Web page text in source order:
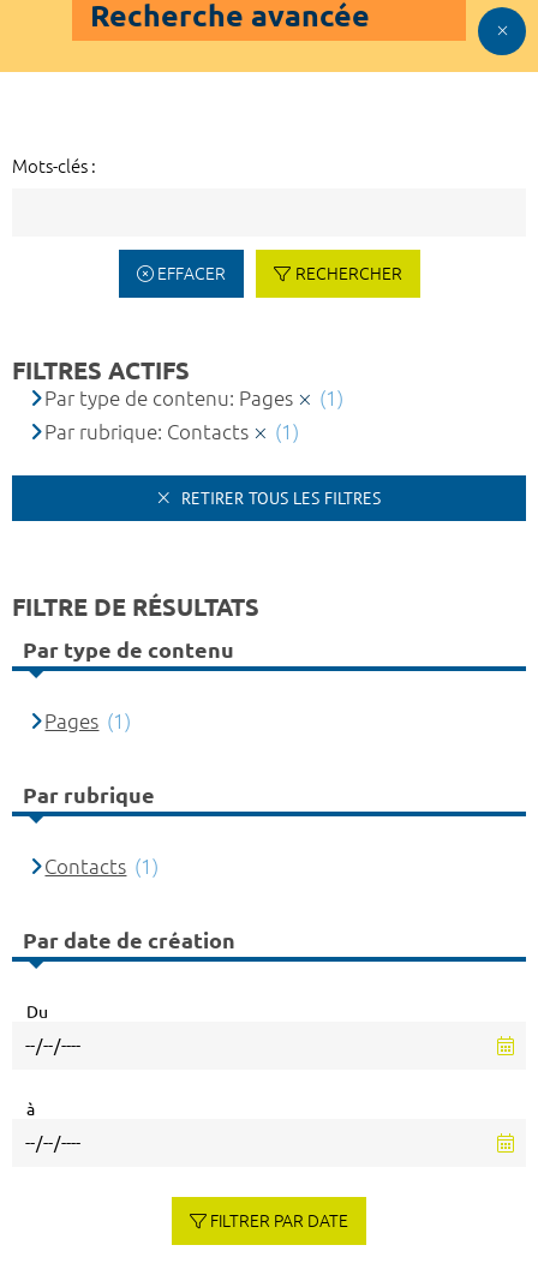
Recherche avancée
Mots-clés :
EFFACER RECHERCHER
FILTRES ACTIFS
Par type de contenu: Pages
(1)
Par rubrique: Contacts
(1)
RETIRER TOUS LES FILTRES
FILTRE DE RÉSULTATS
Par type de contenu
Pages (1)
Par rubrique
Contacts (1)
Par date de création
Du
à
FILTRER PAR DATE